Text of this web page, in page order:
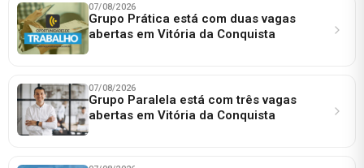
07/08/2026
Grupo Prática está com duas vagas
abertas em Vitória da Conquista
07/08/2026
Grupo Paralela está com três vagas
abertas em Vitória da Conquista